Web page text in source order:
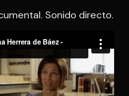
Sonido directo.